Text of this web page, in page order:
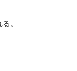
。